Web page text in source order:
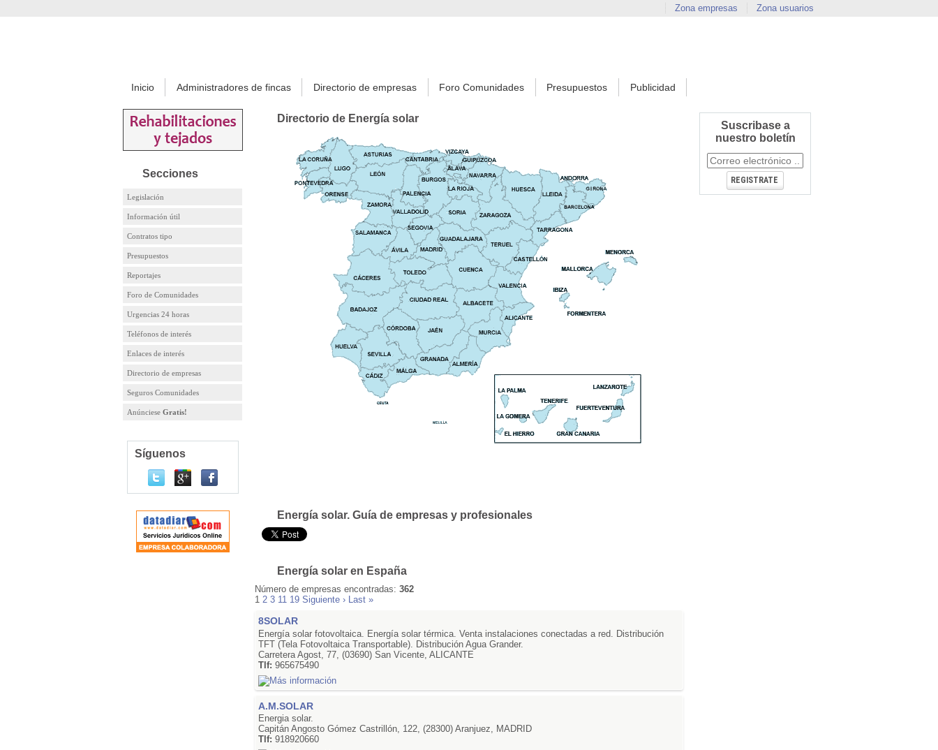
Zona usuarios
Zona empresas
Inicio Administradores de fincas Directorio de empresas Foro Comunidades Presupuestos Publicidad
Secciones
Legislación
Información útil
Contratos tipo
Presupuestos
Reportajes
Foro de Comunidades
Urgencias 24 horas
Teléfonos de interés
Enlaces de interés
Directorio de empresas
Seguros Comunidades
Anúnciese Gratis!
Síguenos
Directorio de Energía solar
Energía solar. Guía de empresas y profesionales
Energía solar en España
Número de empresas encontradas: 362
1 2 3 11 19 Siguiente › Last »
8SOLAR
Energía solar fotovoltaica. Energía solar térmica. Venta instalaciones conectadas a red. Distribución
TFT (Tela Fotovoltaica Transportable). Distribución Agua Grander.
Carretera Agost, 77, (03690) San Vicente, ALICANTE
Tlf:965675490
A.M.SOLAR
Energia solar.
Capitán Angosto Gómez Castrillón, 122, (28300) Aranjuez, MADRID
Tlf:918920660
Suscribase a
nuestro boletín
REGISTRATE